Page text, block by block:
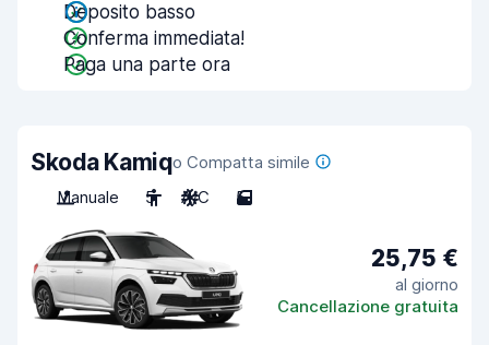
Deposito basso
Conferma immediata!
Paga una parte ora
Skoda Kamiqo Compatta simile
Manuale
5 A/C 5
25,75 €
al giorno
Cancellazione gratuita